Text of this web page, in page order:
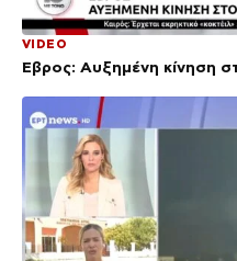
VIDEO
Έβρος: Αυξημένη κίνηση